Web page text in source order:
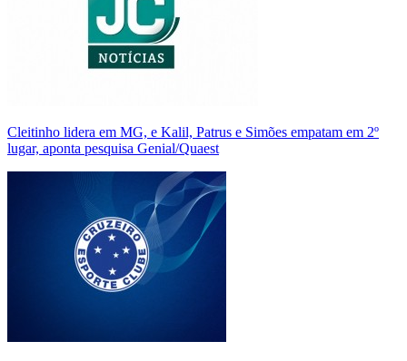
Cleitinho lidera em MG, e Kalil, Patrus e Simões empatam em 2º
lugar, aponta pesquisa Genial/Quaest